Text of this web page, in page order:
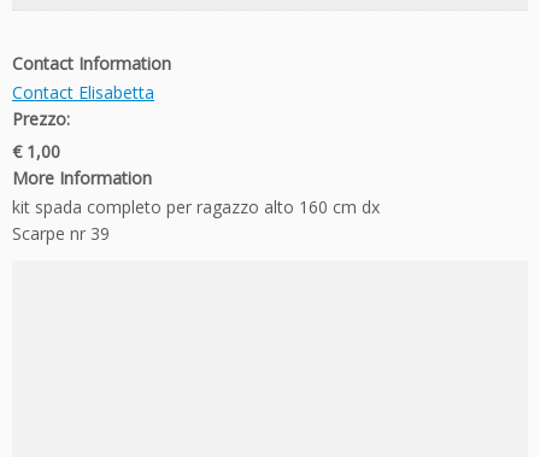
Contact Information
Contact Elisabetta
Prezzo:
€ 1,00
More Information
kit spada completo per ragazzo alto 160 cm dx
Scarpe nr 39